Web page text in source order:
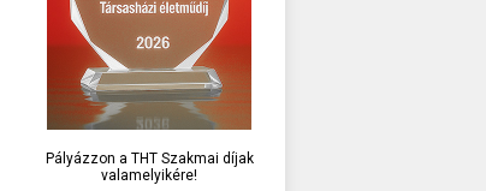
Pályázzon a THT Szakmai díjak
valamelyikére!